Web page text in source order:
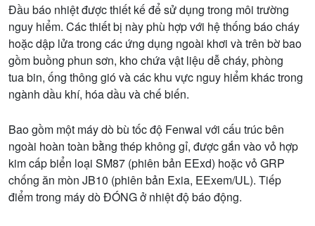
Đầu báo nhiệt được thiết kế để sử dụng trong môi trường
nguy hiểm. Các thiết bị này phù hợp với hệ thống báo cháy
hoặc dập lửa trong các ứng dụng ngoài khơi và trên bờ bao
gồm buồng phun sơn, kho chứa vật liệu dễ cháy, phòng
tua bin, ống thông gió và các khu vực nguy hiểm khác trong
ngành dầu khí, hóa dầu và chế biến.
Bao gồm một máy dò bù tốc độ Fenwal với cấu trúc bên
ngoài hoàn toàn bằng thép không gỉ, được gắn vào vỏ hợp
kim cấp biển loại SM87 (phiên bản EExd) hoặc vỏ GRP
chống ăn mòn JB10 (phiên bản Exia, EExem/UL). Tiếp
điểm trong máy dò ĐÓNG ở nhiệt độ báo động.